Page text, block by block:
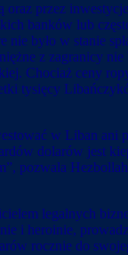
oraz przez
banków lub
było w stanie
z zagranicy nie
Chociaż ceny
tysięcy
w Liban ani
dolarów jest
pozwala
legalnych
i heroinie,
rocznie do